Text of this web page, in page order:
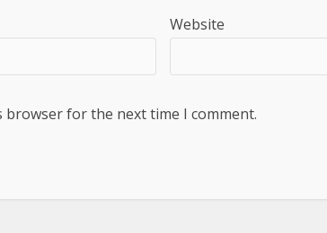
Website
browser for the next time I comment.